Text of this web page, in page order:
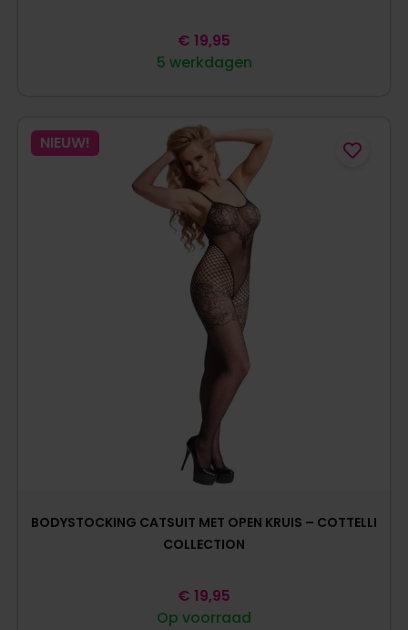
5 werkdagen
€ 19,95
NIEUW!
BODYSTOCKING CATSUIT MET OPEN KRUIS – COTTELLI
COLLECTION
Op voorraad
€ 19,95